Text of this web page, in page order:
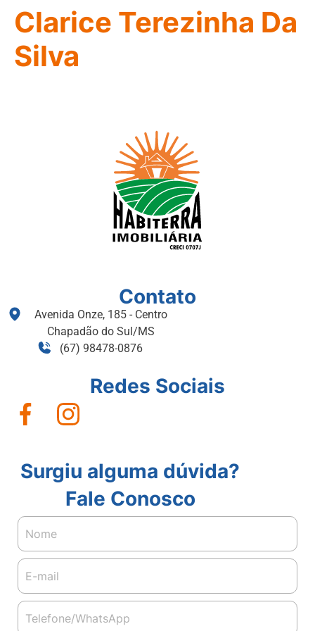
Clarice Terezinha Da
Silva
Contato
Avenida Onze, 185 - Centro
Chapadão do Sul/MS
(67) 98478-0876
Redes Sociais
Surgiu alguma dúvida?
Fale Conosco